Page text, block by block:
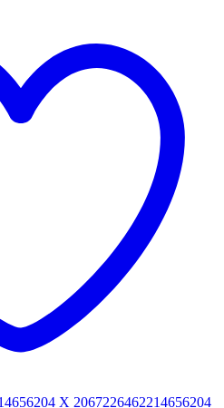
X 2067226462214656204